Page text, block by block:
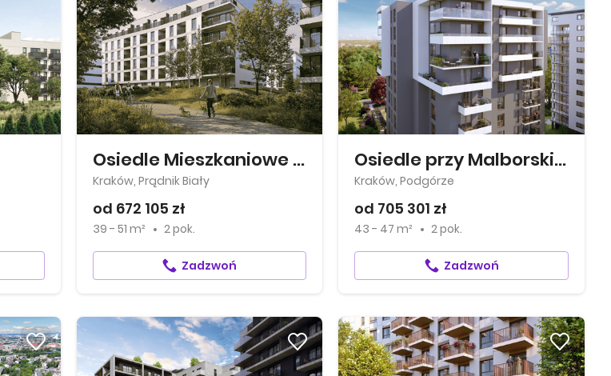
Osiedle Mieszkaniowe Górka Narodowa
Kraków, Prądnik Biały
od 672 105 zł
39 - 51 m² 2 pok.
Zadzwoń
Osiedle przy Malborskiej
Kraków, Podgórze
od 705 301 zł
43 - 47 m² 2 pok.
Zadzwoń